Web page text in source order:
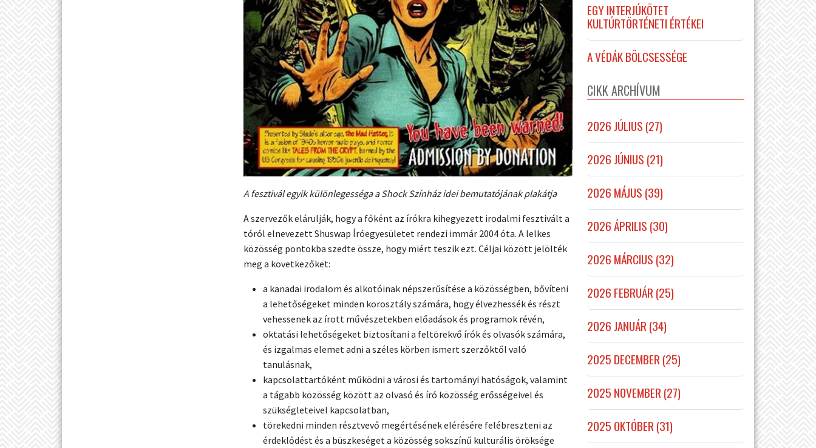
A fesztivál egyik különlegességa a Shock Színház idei bemutatójának plakátja
A szervezők elárulják, hogy a főként az írókra kihegyezett irodalmi fesztivált a
tóról elnevezett Shuswap Íróegyesületet rendezi immár 2004 óta. A lelkes
közösség pontokba szedte össze, hogy miért teszik ezt. Céljai között jelölték
meg a következőket:
a kanadai irodalom és alkotóinak népszerűsítése a közösségben, bővíteni
a lehetőségeket minden korosztály számára, hogy élvezhessék és részt
vehessenek az írott művészetekben előadások és programok révén,
oktatási lehetőségeket biztosítani a feltörekvő írók és olvasók számára,
és izgalmas elemet adni a széles körben ismert szerzőktől való
tanulásnak,
kapcsolattartóként működni a városi és tartományi hatóságok, valamint
a tágabb közösség között az olvasó és író közösség erősségeivel és
szükségleteivel kapcsolatban,
törekedni minden résztvevő megértésének elérésére felébreszteni az
érdeklődést és a büszkeséget a közösség sokszínű kulturális öröksége
EGY INTERJÚKÖTET
KULTÚRTÖRTÉNETI ÉRTÉKEI
A VÉDÁK BÖLCSESSÉGE
CIKK ARCHÍVUM
2026 JÚLIUS (27)
2026 JÚNIUS (21)
2026 MÁJUS (39)
2026 ÁPRILIS (30)
2026 MÁRCIUS (32)
2026 FEBRUÁR (25)
2026 JANUÁR (34)
2025 DECEMBER (25)
2025 NOVEMBER (27)
2025 OKTÓBER (31)